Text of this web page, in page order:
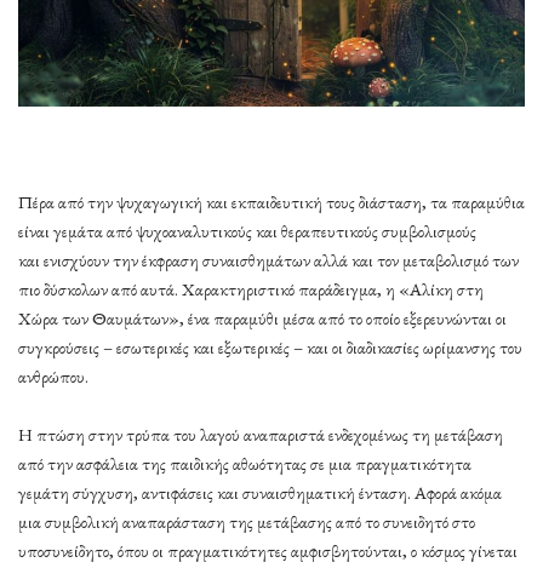
Πέρα από την ψυχαγωγική και εκπαιδευτική τους διάσταση, τα παραμύθια
είναι γεμάτα από ψυχοαναλυτικούς και θεραπευτικούς συμβολισμούς
και ενισχύουν την έκφραση συναισθημάτων αλλά και τον μεταβολισμό των
πιο δύσκολων από αυτά. Χαρακτηριστικό παράδειγμα, η «Αλίκη στη
Χώρα των Θαυμάτων», ένα παραμύθι μέσα από το οποίο εξερευνώνται οι
συγκρούσεις – εσωτερικές και εξωτερικές – και οι διαδικασίες ωρίμανσης του
ανθρώπου.
Η πτώση στην τρύπα του λαγού αναπαριστά ενδεχομένως τη μετάβαση
από την ασφάλεια της παιδικής αθωότητας σε μια πραγματικότητα
γεμάτη σύγχυση, αντιφάσεις και συναισθηματική ένταση. Αφορά ακόμα
μια συμβολική αναπαράσταση της μετάβασης από το συνειδητό στο
υποσυνείδητο, όπου οι πραγματικότητες αμφισβητούνται, ο κόσμος γίνεται